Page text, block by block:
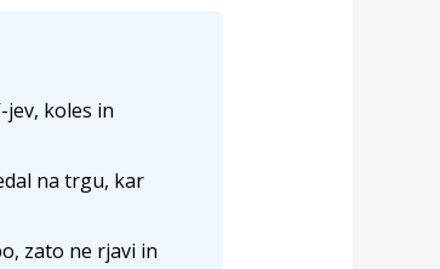
koles in
na trgu, kar
zato ne rjavi in